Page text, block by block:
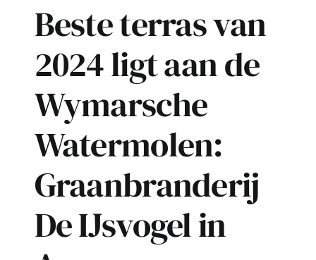
Over ons
Contact
Door Gastvrij Magazine
Beste terras van
2024 ligt aan de
Wymarsche
Watermolen:
Graanbranderij
De IJsvogel in